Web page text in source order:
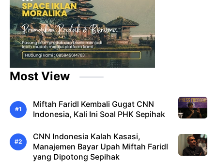
Most View
Miftah Faridl Kembali Gugat CNN
Indonesia, Kali Ini Soal PHK Sepihak
CNN Indonesia Kalah Kasasi,
Manajemen Bayar Upah Miftah Faridl
yang Dipotong Sepihak